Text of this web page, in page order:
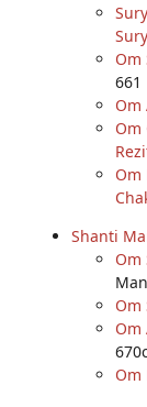
Om
661
Om
Om
Om
Shanti
Om
Om
Om
670c
Om